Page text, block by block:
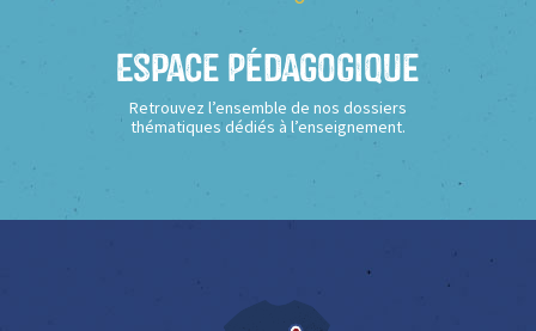
Espace Pédagogique
Retrouvez l’ensemble de nos dossiers
thématiques dédiés à l’enseignement.